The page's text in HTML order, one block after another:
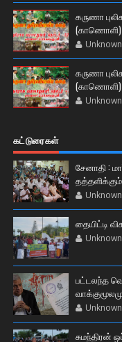
கருணா
(காணொளி)
Unknown
கருணா
(காணொளி)
Unknown
கட்டுரைகள்
சேனாதி :
Unknown
தையிட்டி
Unknown
பட்டலந்த
Unknown
சுமந்திரன்